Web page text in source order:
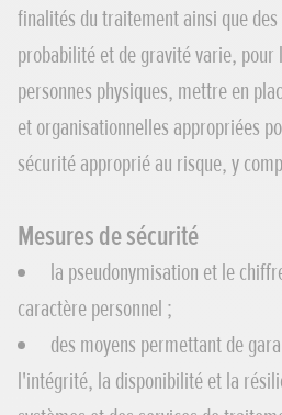
finalités du traitement ainsi que
probabilité et de gravité varie,
personnes physiques, mettre en
et organisationnelles appropriées
sécurité approprié au risque, y
Mesures de sécurité
la pseudonymisation et le
caractère personnel ;
des moyens permettant de
l'intégrité, la disponibilité et la